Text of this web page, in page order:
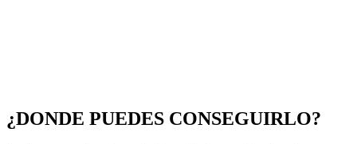
¿DONDE PUEDES CONSEGUIRLO?